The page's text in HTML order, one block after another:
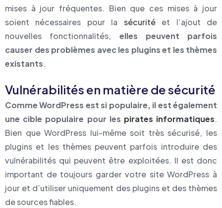
mises à jour fréquentes. Bien que ces mises à jour
soient nécessaires pour la sécuritéet l’ajout de
nouvelles fonctionnalités, elles peuvent parfois
causer des problèmes avec les plugins et les thèmes
existants.
Vulnérabilités en matière de sécurité
Comme WordPress est si populaire, il est également
une cible populaire pour les pirates informatiques.
Bien que WordPress lui-même soit très sécurisé, les
plugins et les thèmes peuvent parfois introduire des
vulnérabilités qui peuvent être exploitées. Il est donc
important de toujours garder votre site WordPress à
jour et d’utiliser uniquement des plugins et des thèmes
de sources fiables.